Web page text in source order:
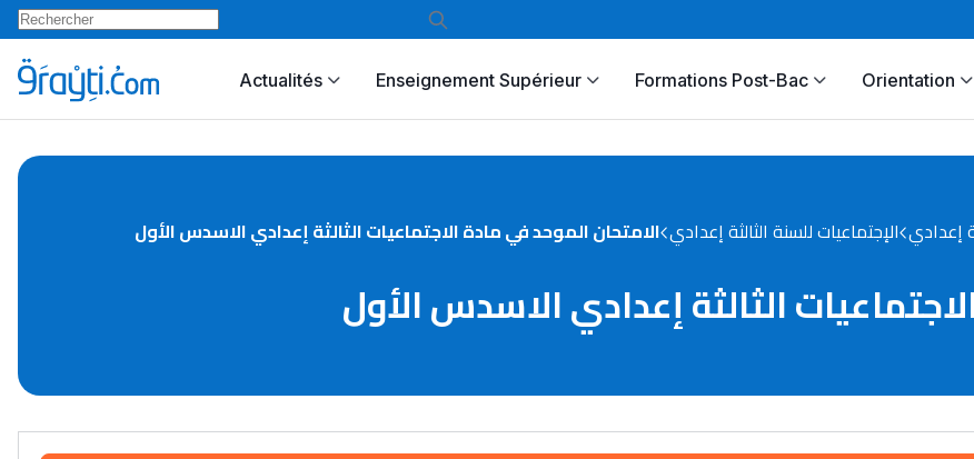
Actualités Enseignement Supérieur Formations Post-Bac Orientation
إعدادي الإجتماعيات للسنة الثالثة إعدادي الامتحان الموحد في مادة الاجتماعيات الثالثة إعدادي الاسدس الأول
الثالثة إعدادي الاسدس الأول